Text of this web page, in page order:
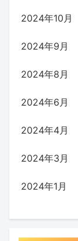
2024年10月
2024年9月
2024年8月
2024年6月
2024年4月
2024年3月
2024年1月